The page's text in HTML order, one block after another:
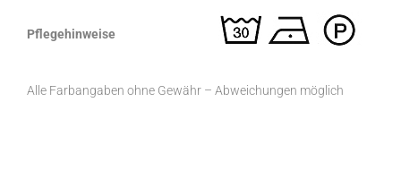
Pflegehinweise
Alle Farbangaben ohne Gewähr – Abweichungen möglich